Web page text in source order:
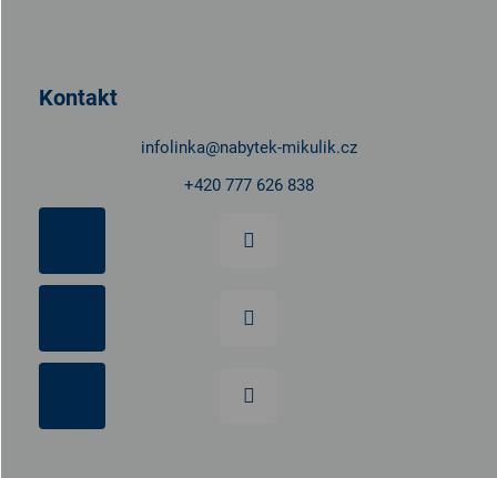
Kontakt
infolinka@nabytek-mikulik.cz
+420 777 626 838